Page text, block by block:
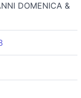
DOMENICA &